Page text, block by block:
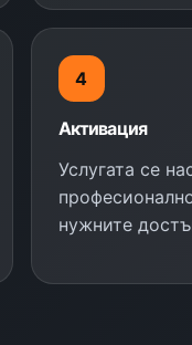
4
Активация
Услугата се
нужните